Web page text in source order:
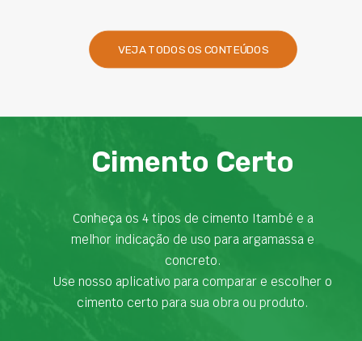
VEJA TODOS OS CONTEÚDOS
Cimento Certo
Conheça os 4 tipos de cimento Itambé e a
melhor indicação de uso para argamassa e
concreto.
Use nosso aplicativo para comparar e escolher o
cimento certo para sua obra ou produto.